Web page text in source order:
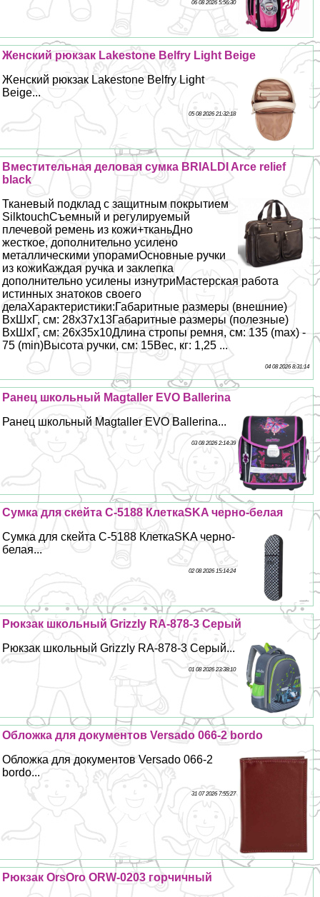
06 08 2026 5:56:30
Женский рюкзак Lakestone Belfry Light Beige
Женский рюкзак Lakestone Belfry Light
Beige...
05 08 2026 21:32:18
Вместительная деловая сумка BRIALDI Arce relief
black
Тканевый подклад с защитным покрытием
SilktouchСъемный и регулируемый
плечевой ремень из кожи+тканьДно
жесткое, дополнительно усилено
металлическими упорамиОсновные ручки
из кожиКаждая ручка и заклепка
дополнительно усилены изнутриМастерская работа
истинных знатоков своего
делаХаpaктеристики:Габаритные размеры (внешние)
ВхШхГ, см: 28х37х13Габаритные размеры (полезные)
ВхШхГ, см: 26х35х10Длина стропы ремня, см: 135 (max) -
75 (min)Высота ручки, см: 15Вес, кг: 1,25 ...
04 08 2026 8:31:14
Ранец школьный Magtaller EVO Ballerina
Ранец школьный Magtaller EVO Ballerina...
03 08 2026 2:14:39
Сумка для скейта С-5188 КлеткаSKA черно-белая
Сумка для скейта С-5188 КлеткаSKA черно-
белая...
02 08 2026 15:14:24
Рюкзак школьный Grizzly RA-878-3 Серый
Рюкзак школьный Grizzly RA-878-3 Серый...
01 08 2026 23:38:10
Обложка для документов Versado 066-2 bordo
Обложка для документов Versado 066-2
bordo...
31 07 2026 7:55:27
Рюкзак OrsOro ORW-0203 горчичный